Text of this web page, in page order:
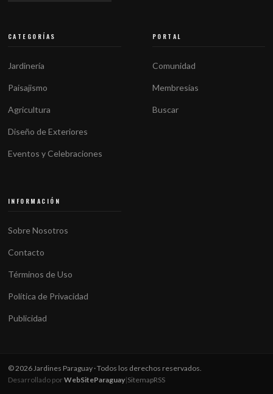
CATEGORÍAS
Jardinería
Paisajismo
Agricultura
Diseño de Exteriores
Eventos y Celebraciones
PORTAL
Comunidad
Membresías
Buscar
INFORMACIÓN
Sobre Nosotros
Contacto
Términos de Uso
Política de Privacidad
Publicidad
© 2026 Jardines Paraguay · Todos los derechos reservados.
Desarrollado porWebSiteParaguay|SitemapRSS